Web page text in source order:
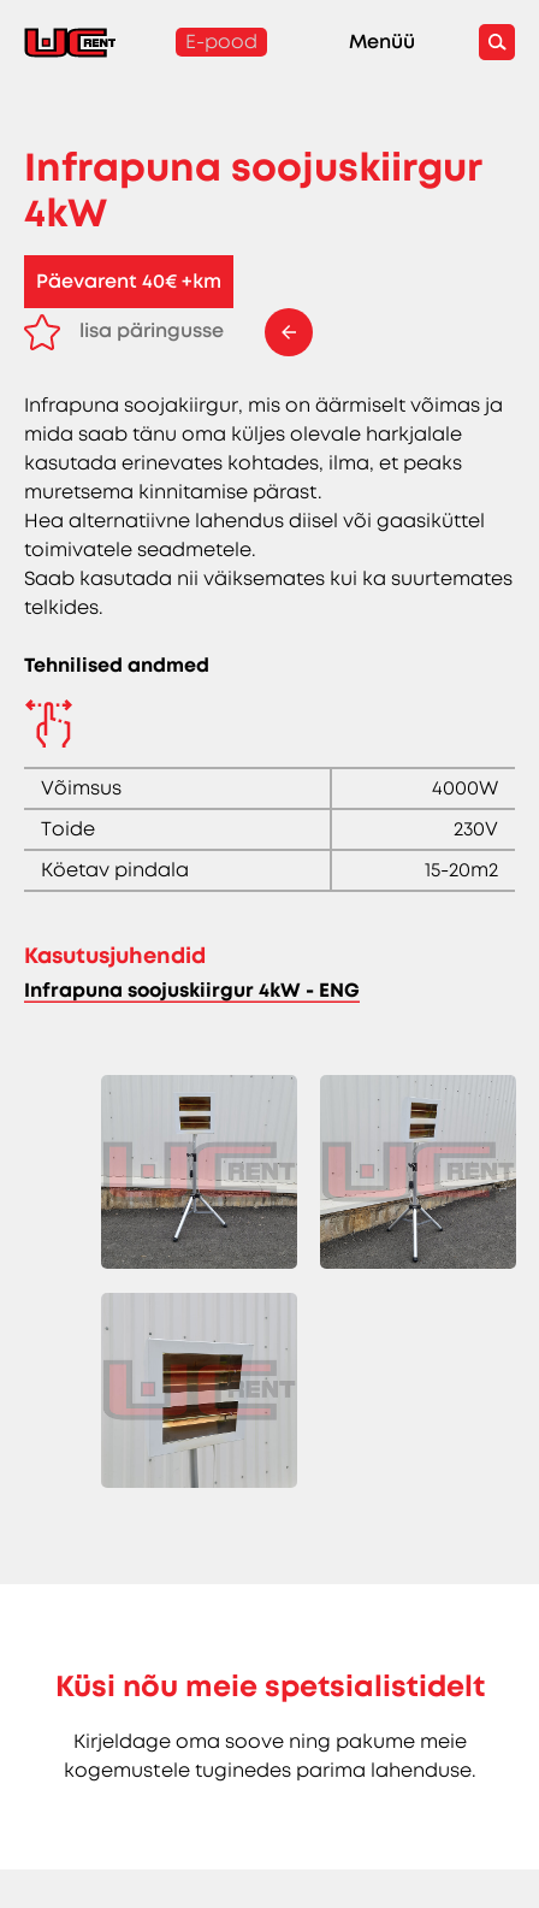
E-pood Menüü
Infrapuna soojuskiirgur
4kW
Päevarent 40€ +km
lisa päringusse
Infrapuna soojakiirgur, mis on äärmiselt võimas ja
mida saab tänu oma küljes olevale harkjalale
kasutada erinevates kohtades, ilma, et peaks
muretsema kinnitamise pärast.
Hea alternatiivne lahendus diisel või gaasiküttel
toimivatele seadmetele.
Saab kasutada nii väiksemates kui ka suurtemates
telkides.
Tehnilised andmed
Võimsus
4000W
Toide
230V
Köetav pindala
15-20m2
Kasutusjuhendid
Infrapuna soojuskiirgur 4kW - ENG
Küsi nõu meie spetsialistidelt
Kirjeldage oma soove ning pakume meie
kogemustele tuginedes parima lahenduse.